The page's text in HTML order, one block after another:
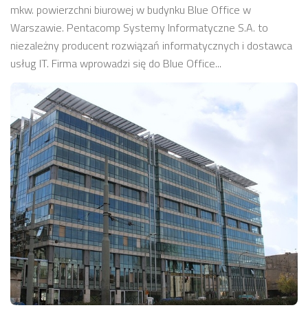
mkw. powierzchni biurowej w budynku Blue Office w
Warszawie. Pentacomp Systemy Informatyczne S.A. to
niezależny producent rozwiązań informatycznych i dostawca
usług IT. Firma wprowadzi się do Blue Office...